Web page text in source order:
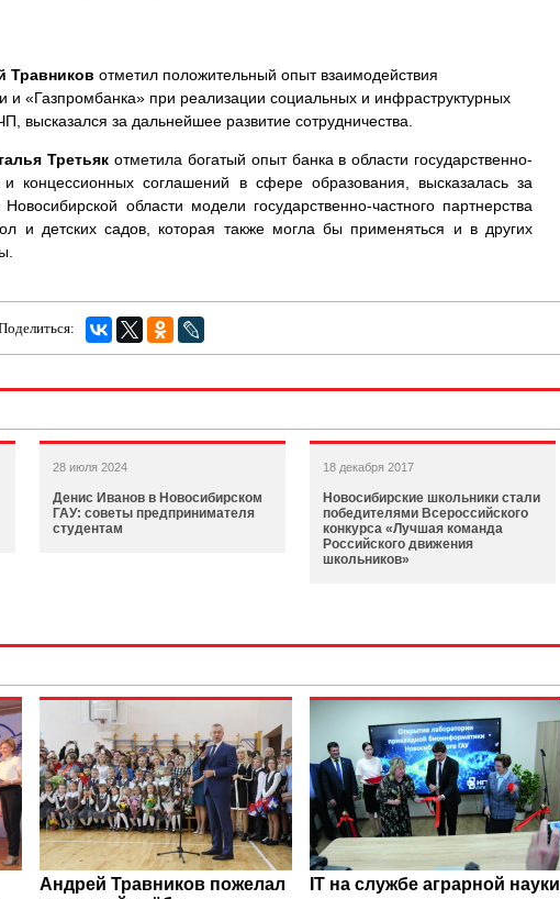
Травников отметил положительный опыт взаимодействия
и «Газпромбанка» при реализации социальных и инфраструктурных
высказался за дальнейшее развитие сотрудничества.
Третьяк отметила богатый опыт банка в области государственно-
и концессионных соглашений в сфере образования, высказалась за
области модели государственно-частного партнерства
и детских садов, которая также могла бы применяться и в других
28 июля 2024
Денис Иванов в Новосибирском
ГАУ: советы предпринимателя
студентам
18 декабря 2017
Новосибирские школьники стали
победителями Всероссийского
конкурса «Лучшая команда
Российского движения
школьников»
Андрей Травников пожелал
IT на службе аграрной науки